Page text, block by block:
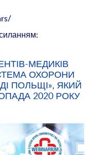
МЕДИКІВ
ОХОРОНИ
ПОЛЬЩІ», ЯКИЙ
2020 РОКУ